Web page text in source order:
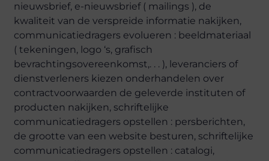
nieuwsbrief, e-nieuwsbrief ( mailings ), de
kwaliteit van de verspreide informatie nakijken,
communicatiedragers evolueren : beeldmateriaal
( tekeningen, logo ‘s, grafisch
bevrachtingsovereenkomst,. . . ), leveranciers of
dienstverleners kiezen onderhandelen over
contractvoorwaarden de geleverde instituten of
producten nakijken, schriftelijke
communicatiedragers opstellen : persberichten,
de grootte van een website besturen, schriftelijke
communicatiedragers opstellen : catalogi,